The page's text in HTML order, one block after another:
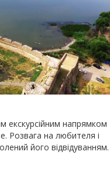
екскурсійним напрямком
Розвага на любителя і
його відвідуванням.